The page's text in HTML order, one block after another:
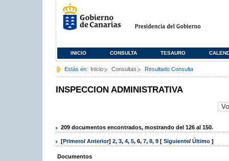
INICIO CONSULTA TESAURO
Estás en: Inicio Consultas Resultado Consulta
INSPECCION ADMINISTRATIVA
209 documentos encontrados, mostrando del 126 al 150.
[Primero/ Anterior] 2, 3, 4, 5, 6, 7, 8, 9 [ Siguiente/ Último ]
Documentos